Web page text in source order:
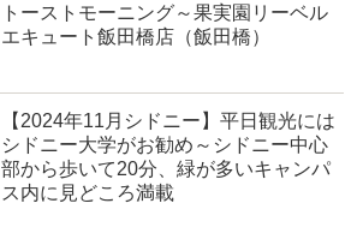
トーストモーニング～果実園リーベル
エキュート飯田橋店（飯田橋）
【2024年11月シドニー】平日観光には
シドニー大学がお勧め～シドニー中心
部から歩いて20分、緑が多いキャンパ
ス内に見どころ満載